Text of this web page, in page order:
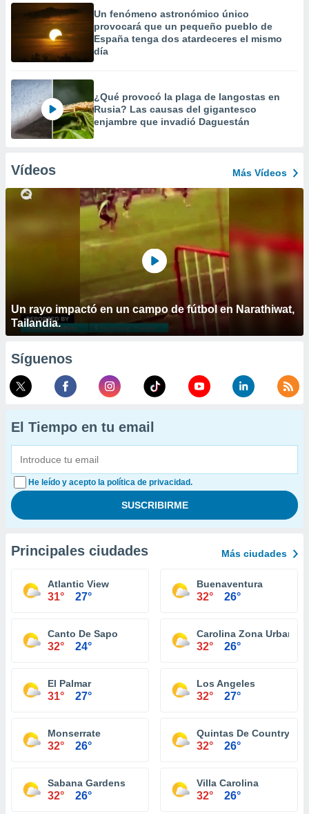
Un fenómeno astronómico único
provocará que un pequeño pueblo de
España tenga dos atardeceres el mismo
día
¿Qué provocó la plaga de langostas en
Rusia? Las causas del gigantesco
enjambre que invadió Daguestán
Vídeos Más Vídeos
Un rayo impactó en un campo de fútbol en Narathiwat,
Tailandia.
Síguenos
El Tiempo en tu email
He leído y acepto la política de privacidad.
Principales ciudades Más ciudades
Atlantic View
31° 27°
Buenaventura
32° 26°
Canto De Sapo
32° 24°
Carolina Zona Urbana
32° 26°
El Palmar
31° 27°
Los Angeles
32° 27°
Monserrate
32° 26°
Quintas De Country
32° 26°
Sabana Gardens
32° 26°
Villa Carolina
32° 26°